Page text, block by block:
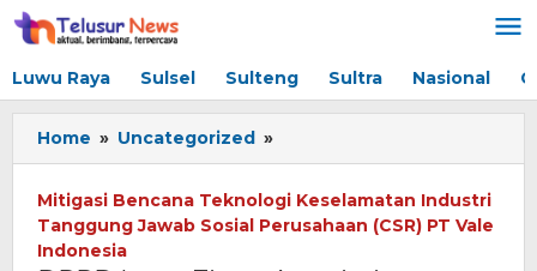
Lewati
ke
Luwu Raya Sulsel Sulteng Sultra Nasional
Home » Uncategorized »
Luwu
Timur
Apresiasi
Peluncuran
Mitigasi Bencana Teknologi Keselamatan Industri
Tanggung Jawab Sosial Perusahaan (CSR) PT Vale
Indonesia